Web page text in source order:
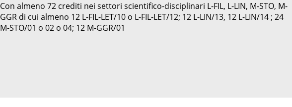
Con almeno 72 crediti nei settori scientifico-disciplinari L-FIL, L-LIN, M-STO, M-
GGR di cui almeno 12 L-FIL-LET/10 o L-FIL-LET/12; 12 L-LIN/13, 12 L-LIN/14 ; 24
M-STO/01 o 02 o 04; 12 M-GGR/01